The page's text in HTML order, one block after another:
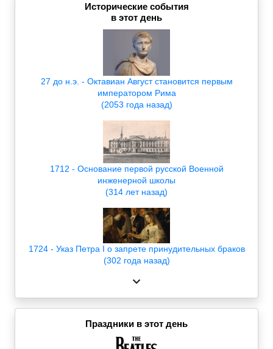
Исторические события
в этот день
27 до н.э. - Октавиан Август становится первым
императором Рима
(2053 года назад)
1712 - Основание первой русской Военной
инженерной школы
(314 лет назад)
1724 - Указ Петра I о запрете принудительных браков
(302 года назад)
Праздники в этот день